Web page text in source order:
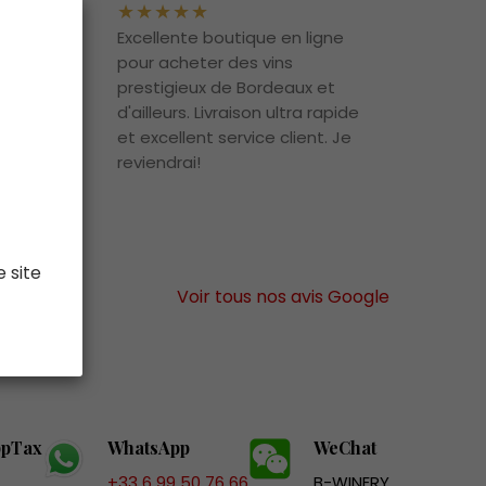
Excellente boutique en ligne
pour acheter des vins
prestigieux de Bordeaux et
d'ailleurs. Livraison ultra rapide
et excellent service client. Je
reviendrai!
Voir tous nos avis Google
WhatsApp
WeChat
site